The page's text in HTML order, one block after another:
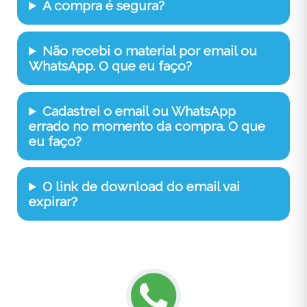
A compra é segura?
Não recebi o material por email ou
WhatsApp. O que eu faço?
Cadastrei o email ou WhatsApp
errado no momento da compra. O que
eu faço?
O link de download do email vai
expirar?